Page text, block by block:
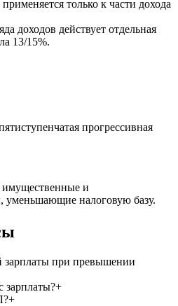
только к части дохода
доходов действует отдельная
13/15%.
прогрессивная
и
уменьшающие налоговую базу.
зарплаты при превышении
зарплаты?+
+